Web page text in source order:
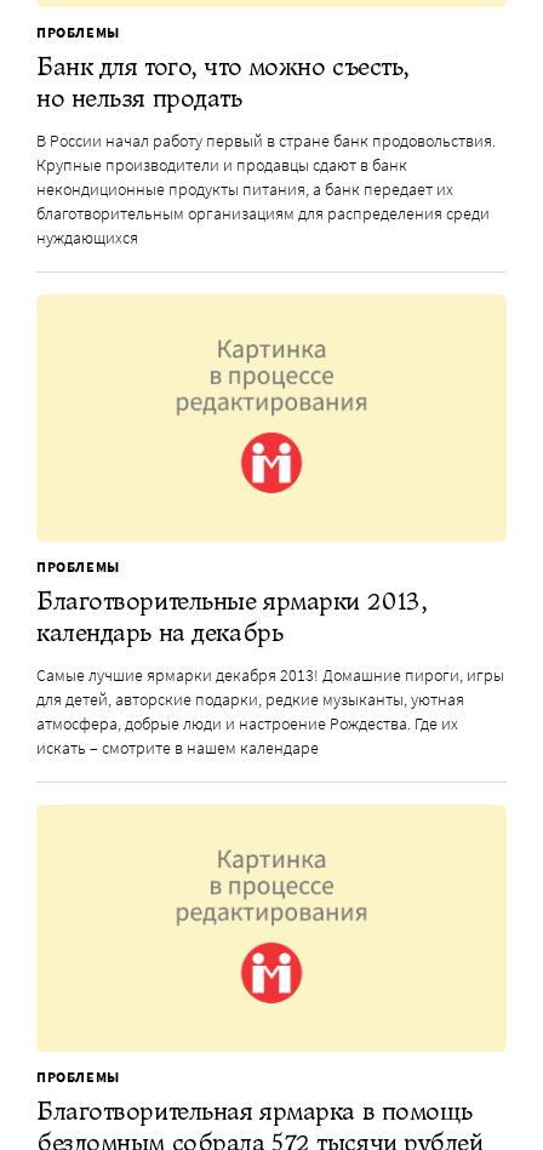
ПРОБЛЕМЫ
Банк для того, что можно съесть,
но нельзя продать
В России начал работу первый в стране банк продовольствия.
Крупные производители и продавцы сдают в банк
некондиционные продукты питания, а банк передает их
благотворительным организациям для распределения среди
нуждающихся
ПРОБЛЕМЫ
Благотворительные ярмарки 2013,
календарь на декабрь
Самые лучшие ярмарки декабря 2013! Домашние пироги, игры
для детей, авторские подарки, редкие музыканты, уютная
атмосфера, добрые люди и настроение Рождества. Где их
искать – смотрите в нашем календаре
ПРОБЛЕМЫ
Благотворительная ярмарка в помощь
бездомным собрала 572 тысячи рублей